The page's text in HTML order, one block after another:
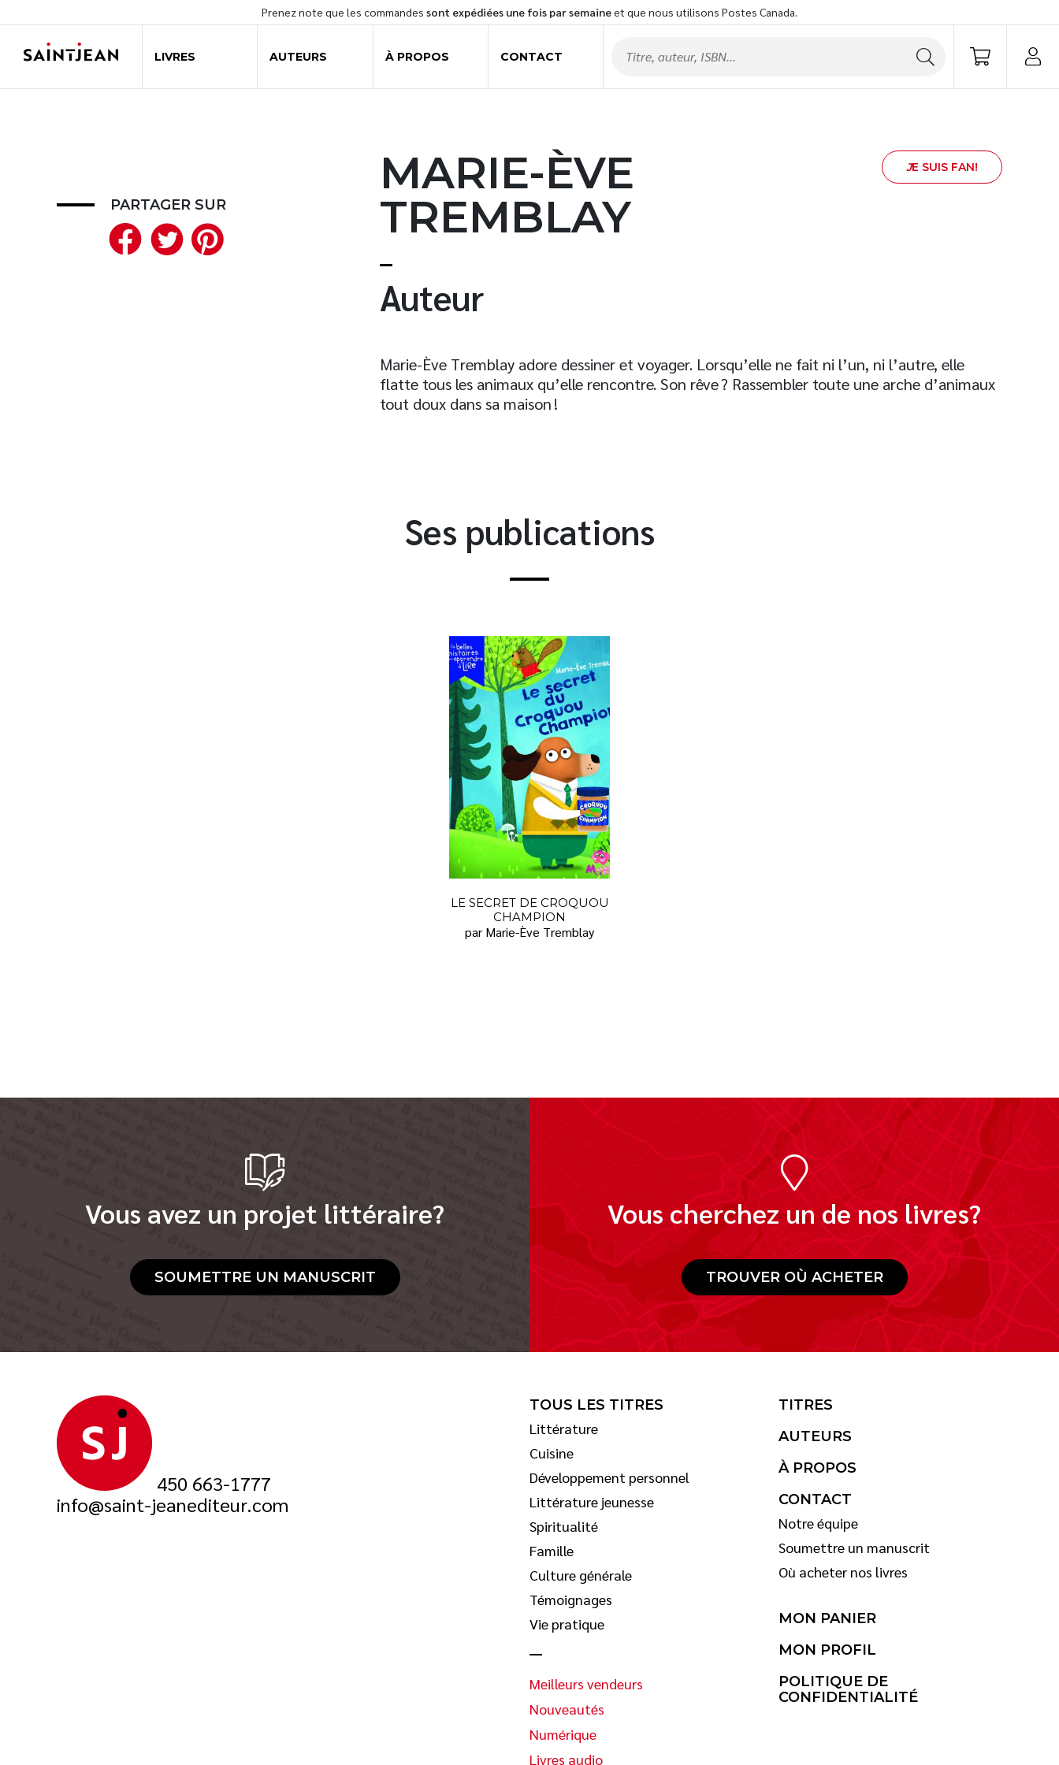
Prenez note que les commandes sont expédiées une fois par semaineet que nous utilisons Postes Canada.
LIVRES AUTEURS À PROPOS CONTACT
MARIE-ÈVE
TREMBLAY
Auteur
JE SUIS FAN!
Marie-Ève Tremblay adore dessiner et voyager. Lorsqu’elle ne fait ni l’un, ni l’autre, elle
flatte tous les animaux qu’elle rencontre. Son rêve ? Rassembler toute une arche d’animaux
tout doux dans sa maison !
PARTAGER SUR
Facebook
Twitter
Ses publications
LE SECRET DE CROQUOU
CHAMPION
par Marie-Ève Tremblay
Vous avez un projet littéraire?
SOUMETTRE UN MANUSCRIT
Vous cherchez un de nos livres?
TROUVER OÙ ACHETER
450 663-1777
info@saint-jeanediteur.com
TOUS LES TITRES
Littérature
Cuisine
Développement personnel
Littérature jeunesse
Spiritualité
Famille
Culture générale
Témoignages
Vie pratique
Meilleurs vendeurs
Nouveautés
Numérique
Livres audio
TITRES
AUTEURS
À PROPOS
CONTACT
Notre équipe
Soumettre un manuscrit
Où acheter nos livres
MON PANIER
MON PROFIL
POLITIQUE DE
CONFIDENTIALITÉ